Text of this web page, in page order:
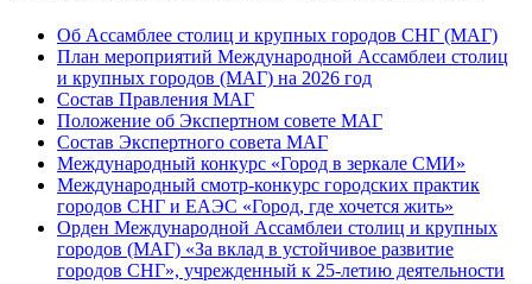
Об Ассамблее столиц и крупных городов СНГ (МАГ)
План мероприятий Международной Ассамблеи столиц
и крупных городов (МАГ) на 2026 год
Состав Правления МАГ
Положение об Экспертном совете МАГ
Состав Экспертного совета МАГ
Международный конкурс «Город в зеркале СМИ»
Международный смотр-конкурс городских практик
городов СНГ и ЕАЭС «Город, где хочется жить»
Орден Международной Ассамблеи столиц и крупных
городов (МАГ) «За вклад в устойчивое развитие
городов СНГ», учрежденный к 25-летию деятельности